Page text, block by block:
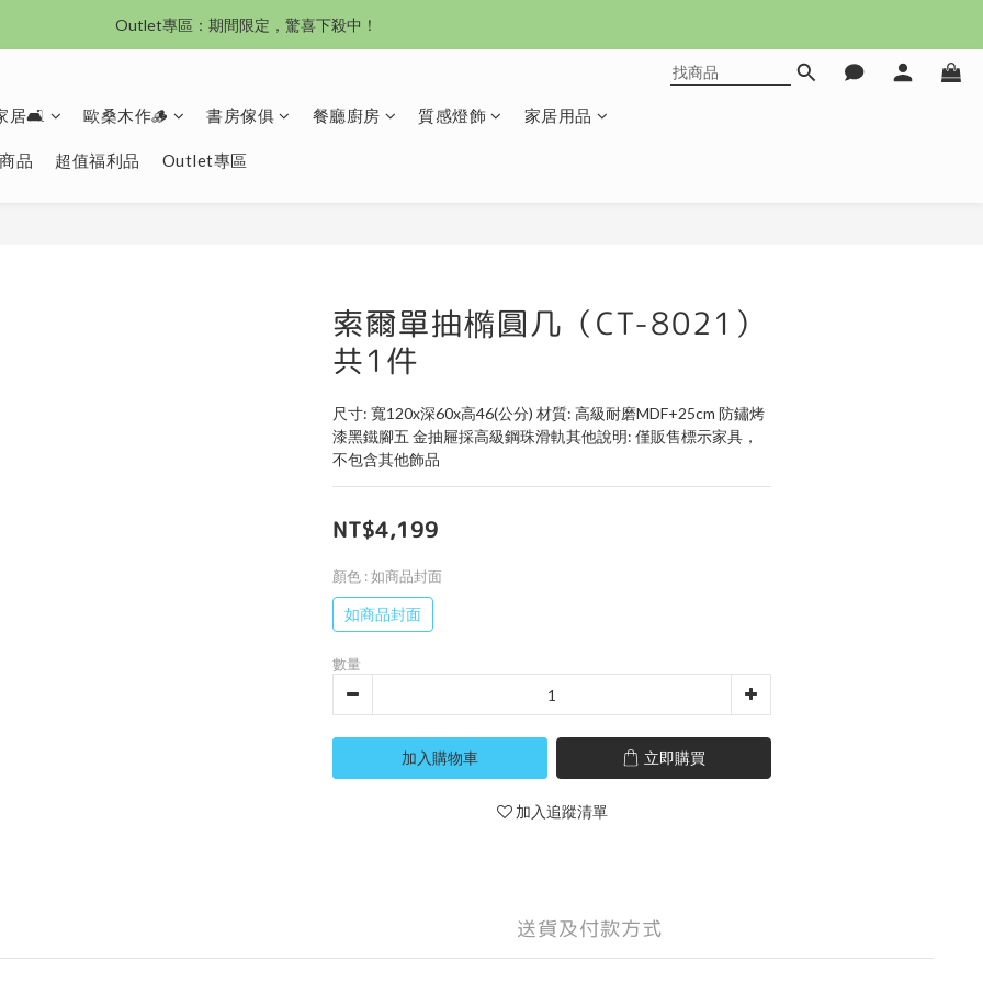
沙發新登場｜想躺就躺，頭等艙到商務艙一次擁有
Outlet專區：期間限定，驚喜下殺中！
居🛋️ 歐桑木作🪵 書房傢俱 餐廳廚房 質感燈飾 家居用品
品 超值福利品 Outlet專區
索爾單抽橢圓几（CT-8021）
共1件
尺寸: 寬120x深60x高46(公分) 材質: 高級耐磨MDF+25cm 防鏽烤
漆黑鐵腳五 金抽屜採高級鋼珠滑軌其他說明: 僅販售標示家具，
不包含其他飾品
NT$4,199
顏色 : 如商品封面
如商品封面
數量
加入購物車 立即購買
加入追蹤清單
送貨及付款方式